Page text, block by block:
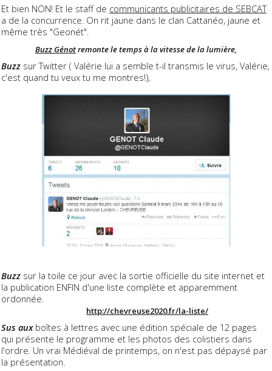
Et bien NON! Et le staff de communicants publicitaires de SEBCAT
a de la concurrence. On rit jaune dans le clan Cattanéo, jaune et
même très "Geonét".
Buzz Génotremonte le temps à la vitesse de la lumière,
Buzz sur Twitter ( Valérie lui a semble t-il transmis le virus, Valérie,
c'est quand tu veux tu me montres!),
Buzz sur la toile ce jour avec la sortie officielle du site internet et
la publication ENFIN d'une liste complète et apparemment
ordonnée.
http://chevreuse2020.fr/la-liste/
Sus auxboîtes à lettres avec une édition spéciale de 12 pages
qui présente le programme et les photos des colistiers dans
l'ordre. Un vrai Médiéval de printemps, on n'est pas dépaysé par
la présentation.